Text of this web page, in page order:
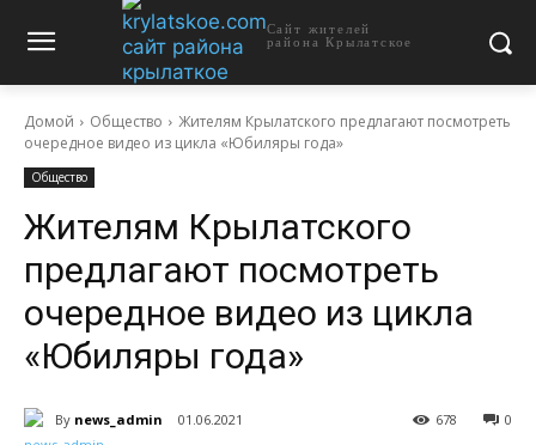
Сайт жителей
района Крылатское
Домой Общество
Жителям Крылатского предлагают посмотреть
очередное видео из цикла «Юбиляры года»
Общество
Жителям Крылатского
предлагают посмотреть
очередное видео из цикла
«Юбиляры года»
By news_admin 01.06.2021 0
678